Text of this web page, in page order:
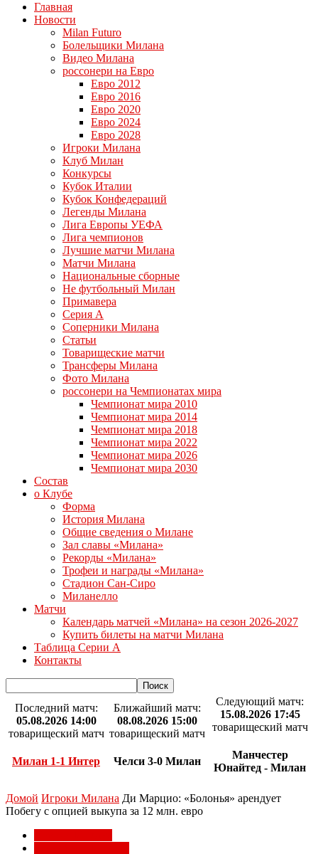
Главная
Новости
Milan Futuro
Болельщики Милана
Видео Милана
россонери на Евро
Евро 2012
Евро 2016
Евро 2020
Евро 2024
Евро 2028
Игроки Милана
Клуб Милан
Конкурсы
Кубок Италии
Кубок Конфедераций
Легенды Милана
Лига Европы УЕФА
Лига чемпионов
Лучшие матчи Милана
Матчи Милана
Национальные сборные
Не футбольный Милан
Примавера
Серия А
Соперники Милана
Статьи
Товарищеские матчи
Трансферы Милана
Фото Милана
россонери на Чемпионатах мира
Чемпионат мира 2010
Чемпионат мира 2014
Чемпионат мира 2018
Чемпионат мира 2022
Чемпионат мира 2026
Чемпионат мира 2030
Состав
о Клубе
Форма
История Милана
Общие сведения о Милане
Зал славы «Милана»
Рекорды «Милана»
Трофеи и награды «Милана»
Стадион Сан-Сиро
Миланелло
Матчи
Календарь матчей «Милана» на сезон 2026-2027
Купить билеты на матчи Милана
Таблица Серии А
Контакты
Последний матч:
05.08.2026 14:00
товарищеский матч
Милан 1-1 Интер
Ближайший матч:
08.08.2026 15:00
товарищеский матч
Челси 3-0 Милан
Следующий матч:
15.08.2026 17:45
товарищеский матч
Манчестер
Юнайтед - Милан
Домой Игроки Милана Ди Марцио: «Болонья» арендует
Побегу с опцией выкупа за 12 млн. евро